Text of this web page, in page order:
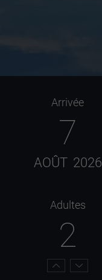
Arrivée
7
AOÛT 2026
Adultes
2